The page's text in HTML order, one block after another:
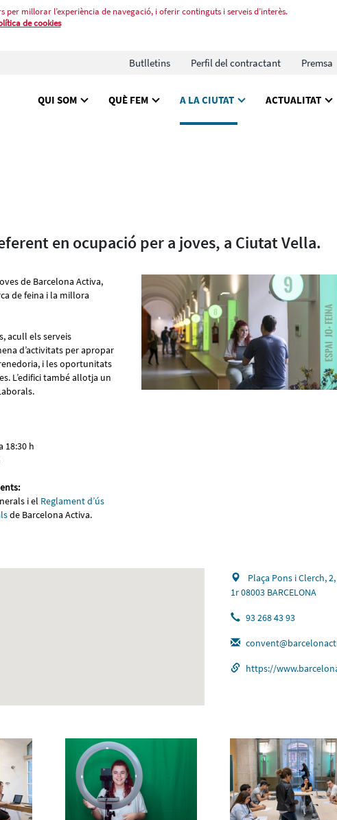
per millorar l’experiència de navegació, i oferir continguts i serveis d’interès.
de cookies
Butlletins Perfil del contractant Premsa
QUI SOM QUÈ FEM A LA CIUTAT ACTUALITAT
en ocupació per a joves, a Ciutat Vella.
de Barcelona Activa,
de feina i la millora
acull els serveis
d’activitats per apropar
i les oportunitats
L’edifici també allotja un
18:30 h
i el Reglament d’ús
de Barcelona Activa.
Plaça Pons i Clerch, 2,
1r 08003 BARCELONA
93 268 43 93
https://